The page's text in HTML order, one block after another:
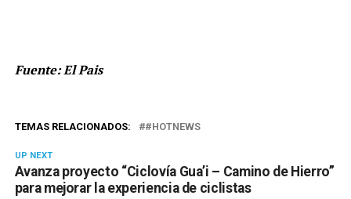
Fuente: El Pais
TEMAS RELACIONADOS: #HOTNEWS
UP NEXT
Avanza proyecto “Ciclovía Gua’i – Camino de Hierro”
para mejorar la experiencia de ciclistas